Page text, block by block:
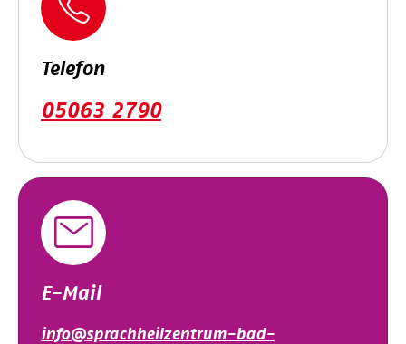
Telefon
05063 2790
E-Mail
info@sprachheilzentrum-bad-